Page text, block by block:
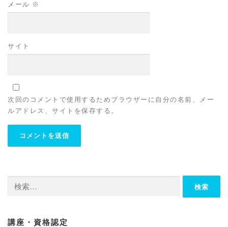
メール ※
サイト
次回のコメントで使用するためブラウザーに自分の名前、メー
ルアドレス、サイトを保存する。
索:
講座・資格認定